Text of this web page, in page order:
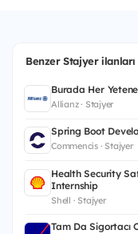
Benzer Stajyer ilanları
Burada Her
Allianz · Stajyer
Spring Boot
Commencis · Stajyer
Health Security
Internship
Shell · Stajyer
Tam Da Sigortacı